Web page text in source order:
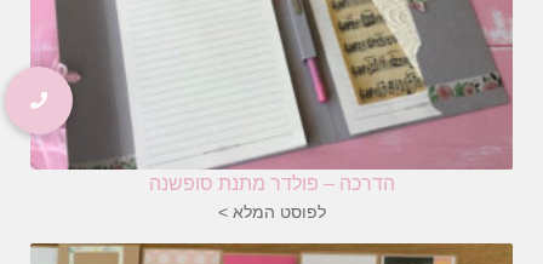
הדרכה – פולדר מתנת סופשנה
לפוסט המלא >